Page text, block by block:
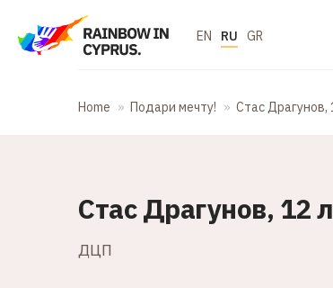
EN RU GR
Home Подари мечту! Стас Драгунов,
Стас Драгунов, 12
ДЦП